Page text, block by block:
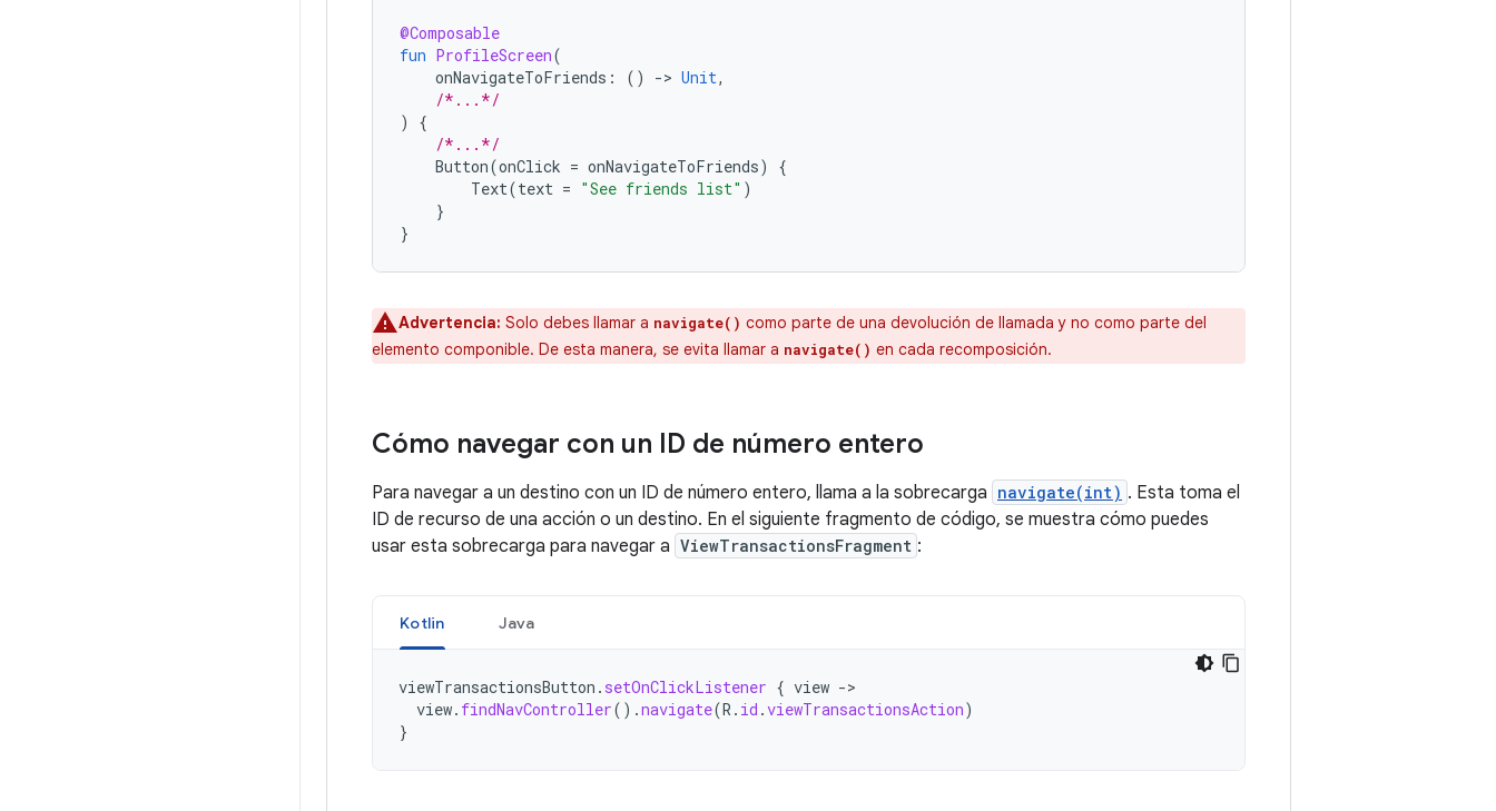
@Composable
fun ProfileScreen(
onNavigateToFriends : () -> Unit,
/*...*/
)
{
/*...*/
Button(onClick = onNavigateToFriends)
{
Text(text = "See friends list" )
}
}
Advertencia: Solo debes llamar a navigate() como parte de una devolución de llamada y no como parte del
elemento componible. De esta manera, se evita llamar a navigate() en cada recomposición.
Cómo navegar con un ID de número entero
Para navegar a un destino con un ID de número entero, llama a la sobrecarga navigate(int) . Esta toma el
ID de recurso de una acción o un destino. En el siguiente fragmento de código, se muestra cómo puedes
usar esta sobrecarga para navegar a ViewTransactionsFragment :
Kotlin Java
viewTransactionsButton . setOnClickListener { view -
view. findNavController().navigate(R . id .viewTransactionsAction)
}